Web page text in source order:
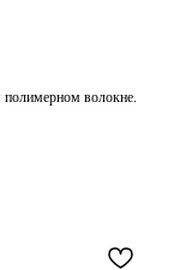
полимерном волокне.